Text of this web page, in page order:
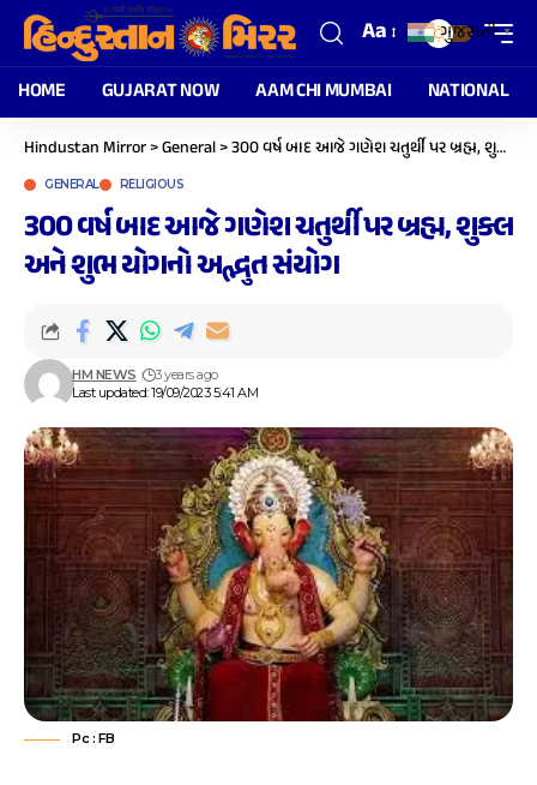
Aa
HOME GUJARAT NOW AAM CHI MUMBAI NATIONAL
Hindustan Mirror>General>300 વર્ષ બાદ આજે ગણેશ ચતુર્થી પર બ્રહ્મ, શુક્લ અને શુભ યોગનો અદ્ભુત સંયોગ
GENERAL RELIGIOUS
300 વર્ષ બાદ આજે ગણેશ ચતુર્થી પર બ્રહ્મ, શુક્લ
અને શુભ યોગનો અદ્ભુત સંયોગ
Last updated: 19/09/2023 5:41 AM
HM NEWS 3 years ago
Pc : FB
ગુજરાતી ▼